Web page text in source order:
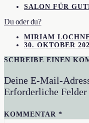
SALON FÜR
Du oder du?
MIRIAM
30. OKTOBER
SCHREIBE EINEN
Deine E-Mail-
Erforderliche
KOMMENTAR*